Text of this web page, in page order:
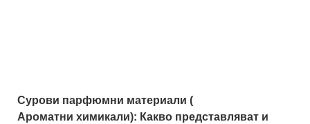
Сурови парфюмни материали (
Ароматни химикали): Какво представляват и